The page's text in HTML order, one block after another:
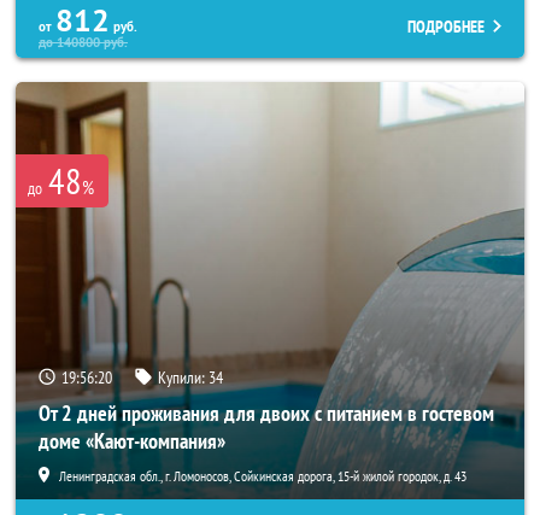
от 812 руб.
до140800руб.
ПОДРОБНЕЕ
до 48%
19:56:18 Купили: 34
От 2 дней проживания для двоих с питанием в гостевом
доме «Кают-компания»
Ленинградская обл., г. Ломоносов, Сойкинская дорога, 15-й жилой городок, д. 43